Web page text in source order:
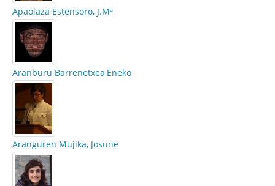
Apaolaza Estensoro, J.Mª
Aranburu Barrenetxea,Eneko
Aranguren Mujika, Josune